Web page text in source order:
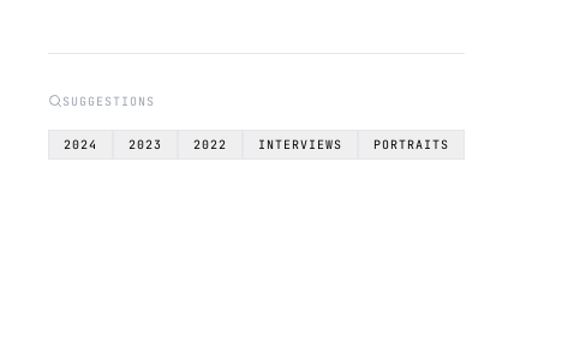
SUGGESTIONS
2024 2023 2022 INTERVIEWS PORTRAITS